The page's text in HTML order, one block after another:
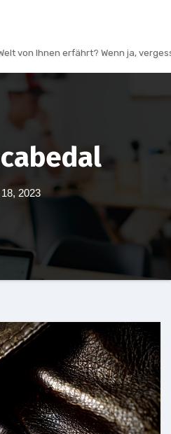
von Ihnen erfährt? Wenn ja,
2023